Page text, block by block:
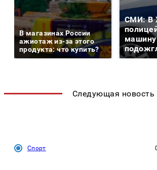
В магазинах России
ажиотаж из-за этого
продукта: что купить?
СМИ: В
машину
Следующая новость
Спорт